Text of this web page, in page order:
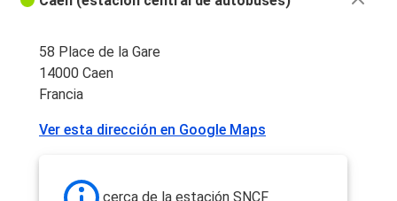
58 Place de la Gare
14000 Caen
Francia
Ver esta dirección en Google Maps
cerca de la estación SNCF